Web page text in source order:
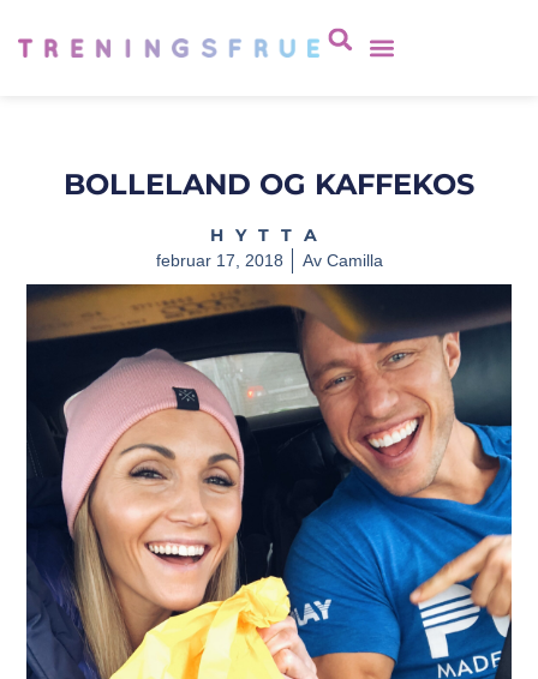
BOLLELAND OG KAFFEKOS
HYTTA
februar 17, 2018 AvCamilla